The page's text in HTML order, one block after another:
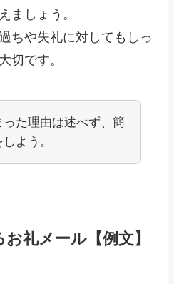
ましょう。
ちや失礼に対してもしっ
切です。
った理由は述べず、簡
よう。
礼メール【例文】